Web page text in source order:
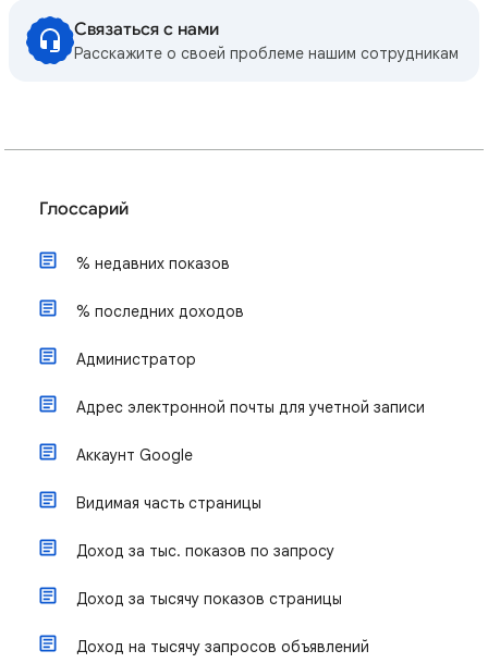
Связаться с нами
Расскажите о своей проблеме нашим сотрудникам
Глоссарий
% недавних показов
% последних доходов
Администратор
Адрес электронной почты для учетной записи
Аккаунт Google
Видимая часть страницы
Доход за тыс. показов по запросу
Доход за тысячу показов страницы
Доход на тысячу запросов объявлений